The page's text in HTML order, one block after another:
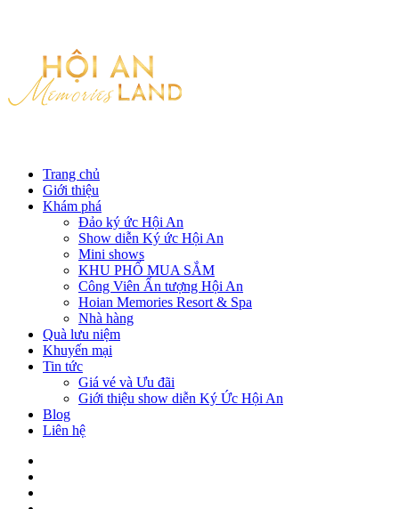
Trang chủ
Giới thiệu
Khám phá
Đảo ký ức Hội An
Show diễn Ký ức Hội An
Mini shows
KHU PHỐ MUA SẮM
Công Viên Ấn tượng Hội An
Hoian Memories Resort & Spa
Nhà hàng
Quà lưu niệm
Khuyến mại
Tin tức
Giá vé và Ưu đãi
Giới thiệu show diễn Ký Ức Hội An
Blog
Liên hệ